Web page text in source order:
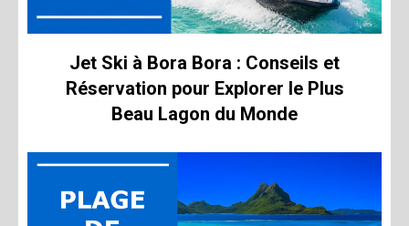
Jet Ski à Bora Bora : Conseils et
Réservation pour Explorer le Plus
Beau Lagon du Monde